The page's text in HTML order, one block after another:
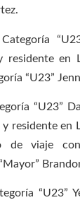
residente en
“U23”
“U23”
residente en
de viaje
“U23”